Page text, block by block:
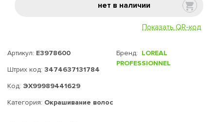
нет в наличии
Показать QR-код
Артикул: E3978600
Штрих код: 3474637131784
Код: ЭХ99989441629
Бренд: LOREAL
PROFESSIONNEL
Категория: Окрашивание волос